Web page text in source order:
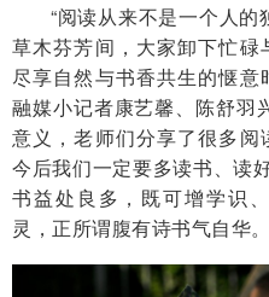
“阅读从来不是一个人的
草木芬芳间，大家卸下忙碌
尽享自然与书香共生的惬意
融媒小记者康艺馨、陈舒羽
意义，老师们分享了很多阅
今后我们一定要多读书、读
书益处良多，既可增学识
灵，正所谓腹有诗书气自华